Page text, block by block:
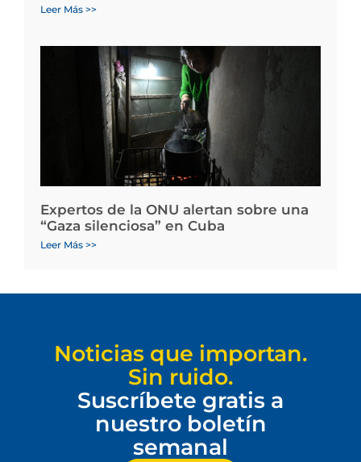
Leer Más >>
Expertos de la ONU alertan sobre una
“Gaza silenciosa” en Cuba
Leer Más >>
Noticias que importan.
Sin ruido.
Suscríbete gratis a
nuestro boletín
semanal